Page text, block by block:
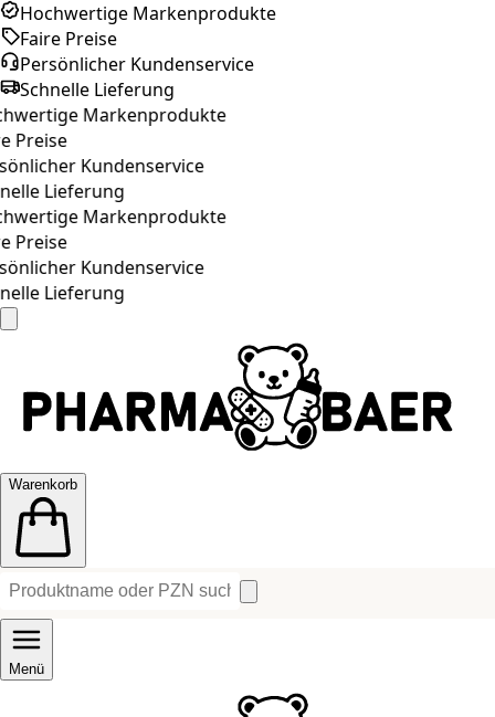
Hochwertige Markenprodukte
Faire Preise
Persönlicher Kundenservice
Schnelle Lieferung
Markenprodukte
Preise
Kundenservice
Lieferung
Markenprodukte
Preise
Kundenservice
Lieferung
Warenkorb
Menü